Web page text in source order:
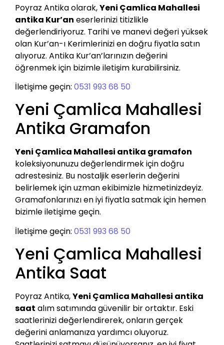
Poyraz Antika olarak,Yeni Çamlica Mahallesi
antika Kur’an eserlerinizi titizlikle
değerlendiriyoruz. Tarihi ve manevi değeri yüksek
olan Kur’an-ı Kerimlerinizi en doğru fiyatla satın
alıyoruz. Antika Kur’an’larınızın değerini
öğrenmek için bizimle iletişim kurabilirsiniz.
İletişime geçin: 0531 993 68 50
Yeni Çamlica Mahallesi
Antika Gramafon
Yeni Çamlica Mahallesi antika gramafon
koleksiyonunuzu değerlendirmek için doğru
adrestesiniz. Bu nostaljik eserlerin değerini
belirlemek için uzman ekibimizle hizmetinizdeyiz.
Gramafonlarınızı en iyi fiyatla satmak için hemen
bizimle iletişime geçin.
İletişime geçin: 0531 993 68 50
Yeni Çamlica Mahallesi
Antika Saat
Poyraz Antika,Yeni Çamlica Mahallesi antika
saat alım satımında güvenilir bir ortaktır. Eski
saatlerinizi değerlendirerek, onların gerçek
değerini anlamanıza yardımcı oluyoruz.